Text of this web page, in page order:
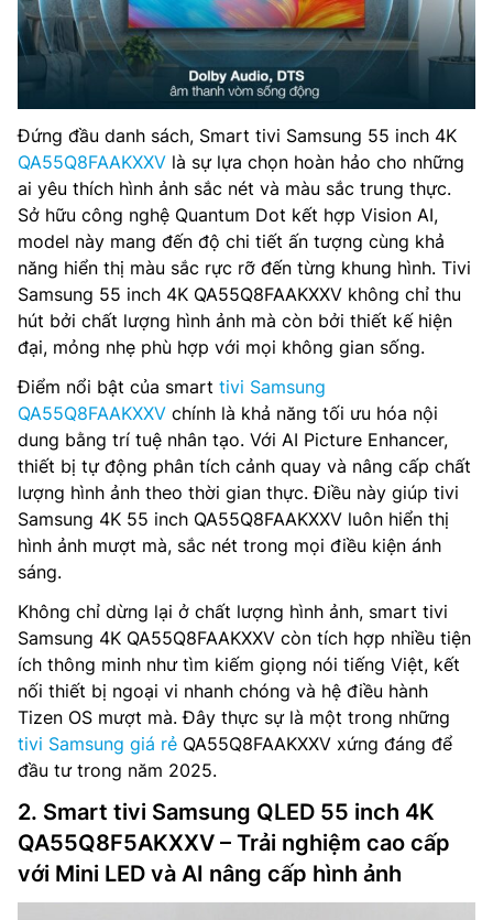
Đứng đầu danh sách, Smart tivi Samsung 55 inch 4K
QA55Q8FAAKXXV là sự lựa chọn hoàn hảo cho những
ai yêu thích hình ảnh sắc nét và màu sắc trung thực.
Sở hữu công nghệ Quantum Dot kết hợp Vision AI,
model này mang đến độ chi tiết ấn tượng cùng khả
năng hiển thị màu sắc rực rỡ đến từng khung hình. Tivi
Samsung 55 inch 4K QA55Q8FAAKXXV không chỉ thu
hút bởi chất lượng hình ảnh mà còn bởi thiết kế hiện
đại, mỏng nhẹ phù hợp với mọi không gian sống.
Điểm nổi bật của smart tivi Samsung
QA55Q8FAAKXXV chính là khả năng tối ưu hóa nội
dung bằng trí tuệ nhân tạo. Với AI Picture Enhancer,
thiết bị tự động phân tích cảnh quay và nâng cấp chất
lượng hình ảnh theo thời gian thực. Điều này giúp tivi
Samsung 4K 55 inch QA55Q8FAAKXXV luôn hiển thị
hình ảnh mượt mà, sắc nét trong mọi điều kiện ánh
sáng.
Không chỉ dừng lại ở chất lượng hình ảnh, smart tivi
Samsung 4K QA55Q8FAAKXXV còn tích hợp nhiều tiện
ích thông minh như tìm kiếm giọng nói tiếng Việt, kết
nối thiết bị ngoại vi nhanh chóng và hệ điều hành
Tizen OS mượt mà. Đây thực sự là một trong những
tivi Samsung giá rẻ QA55Q8FAAKXXV xứng đáng để
đầu tư trong năm 2025.
2. Smart tivi Samsung QLED 55 inch 4K
QA55Q8F5AKXXV – Trải nghiệm cao cấp
với Mini LED và AI nâng cấp hình ảnh